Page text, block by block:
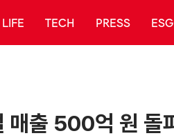
LIFE TECH PRESS ESG
매출 500억 원 돌